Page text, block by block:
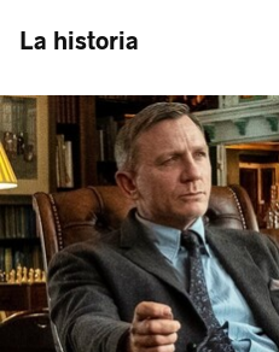
La historia